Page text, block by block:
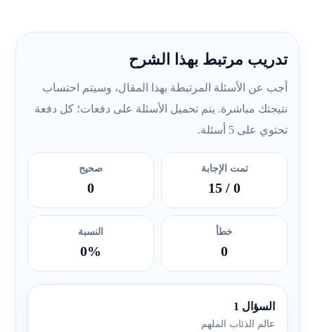
تدريب مرتبط بهذا الشرح
أجب عن الأسئلة المرتبطة بهذا المقال، وسيتم احتساب
نتيجتك مباشرة. يتم تحميل الأسئلة على دفعات؛ كل دفعة
تحتوي على 5 أسئلة.
تمت الإجابة
0
/ 15
صحيح
0
خطأ
0
النسبة
0%
السؤال 1
عالم الذئاب الملهم